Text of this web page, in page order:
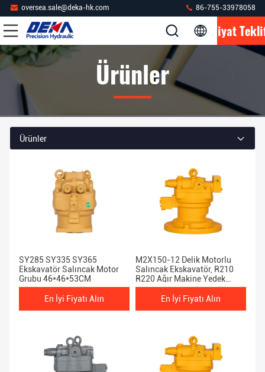
oversea.sale@deka-hk.com 86-755-33978058
Fiyat
Ürünler
Ürünler
SY285 SY335 SY365
Ekskavatör Salıncak Motor
Grubu 46*46*53CM
En İyi Fiyatı Alın
M2X150-12 Delik Motorlu
Salıncak Ekskavatör, R210
R220 Ağır Makine Yedek
Parçaları
En İyi Fiyatı Alın